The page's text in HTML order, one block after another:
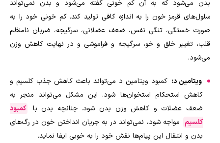
بدن می‌شود که به آن کم خونی گفته می‌شود و بدن نمی‌تواند
سلول‌های قرمز خون را به اندازه کافی تولید کند. کم خونی خود را به
صورت خستگی، تنگی نفس، ضعف عضلانی، سرگیجه، ضربان نامنظم
قلب، تغییر خلق و خو، سرگیجه و فراموشی و در نهایت کاهش وزن
می‌شود.
ویتامین د: کمبود ویتامین د می‌تواند باعث کاهش جذب کلسیم و
کاهش استحکام استخوان‌ها شود. این مشکل می‌تواند منجر به
ضعف عضلات و کاهش وزن بدن شود. چنانچه بدن با
کمبود
کلسیم مواجه شود، نمی‌تواند در به جریان انداختن خون در رگ‌های
بدن و انتقال این پیام‌ها نقش خود را به خوبی ایفا نماید.